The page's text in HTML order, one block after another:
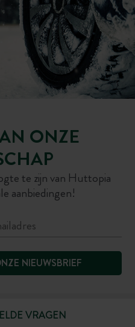
ONZE
te zijn van Huttopia
aanbiedingen!
NIEUWSBRIEF
VRAGEN